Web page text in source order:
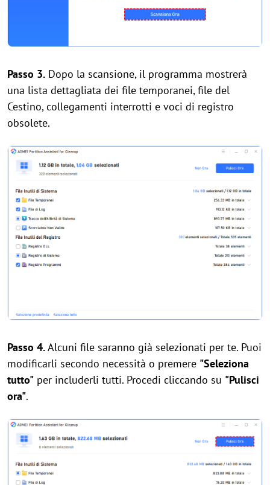
Passo 3. Dopo la scansione, il programma mostrerà
una lista dettagliata dei file temporanei, file del
Cestino, collegamenti interrotti e voci di registro
obsolete.
Passo 4.Alcuni file saranno già selezionati per te. Puoi
modificarli secondo necessità o premere "Seleziona
tutto" per includerli tutti. Procedi cliccando su "Pulisci
ora".